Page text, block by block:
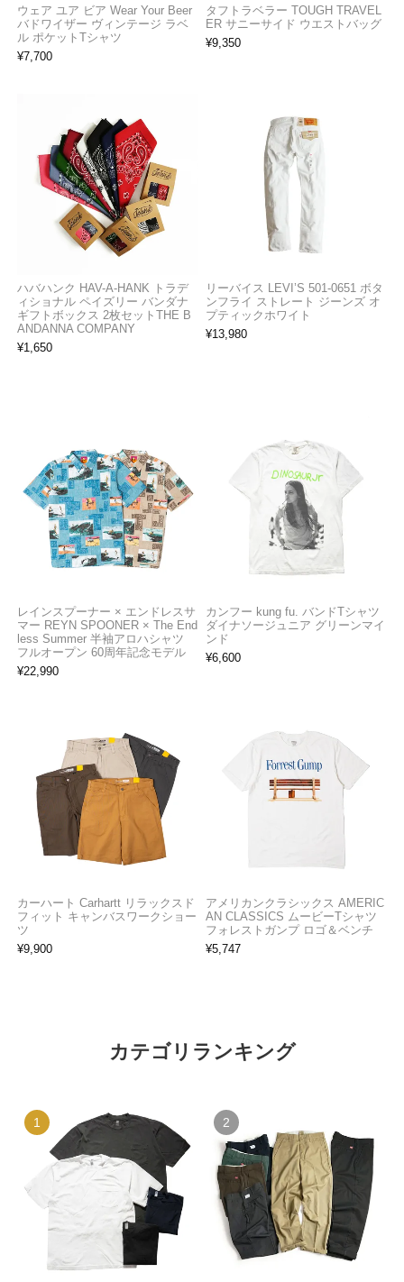
ウェア ユア ビア Wear Your Beer
バドワイザー ヴィンテージ ラベ
ル ポケットTシャツ
¥7,700
タフトラベラー TOUGH TRAVEL
ER サニーサイド ウエストバッグ
¥9,350
ハバハンク HAV-A-HANK トラデ
ィショナル ペイズリー バンダナ
ギフトボックス 2枚セットTHE B
ANDANNA COMPANY
¥1,650
リーバイス LEVI’S 501-0651 ボタ
ンフライ ストレート ジーンズ オ
プティックホワイト
¥13,980
レインスプーナー × エンドレスサ
マー REYN SPOONER × The End
less Summer 半袖アロハシャツ
フルオープン 60周年記念モデル
¥22,990
カンフー kung fu. バンドTシャツ
ダイナソージュニア グリーンマイ
ンド
¥6,600
カーハート Carhartt リラックスド
フィット キャンバスワークショー
ツ
¥9,900
アメリカンクラシックス AMERIC
AN CLASSICS ムービーTシャツ
フォレストガンプ ロゴ＆ベンチ
¥5,747
カテゴリランキング